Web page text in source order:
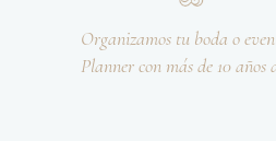
Organizamos tu boda o
Planner con más de 10 años